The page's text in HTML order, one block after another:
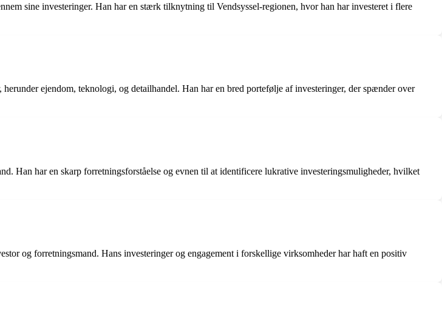
sine investeringer. Han har en stærk tilknytning til Vendsyssel-regionen, hvor han har investeret i flere
ejendom, teknologi, og detailhandel. Han har en bred portefølje af investeringer, der spænder over
Han har en skarp forretningsforståelse og evnen til at identificere lukrative investeringsmuligheder, hvilket
og forretningsmand. Hans investeringer og engagement i forskellige virksomheder har haft en positiv